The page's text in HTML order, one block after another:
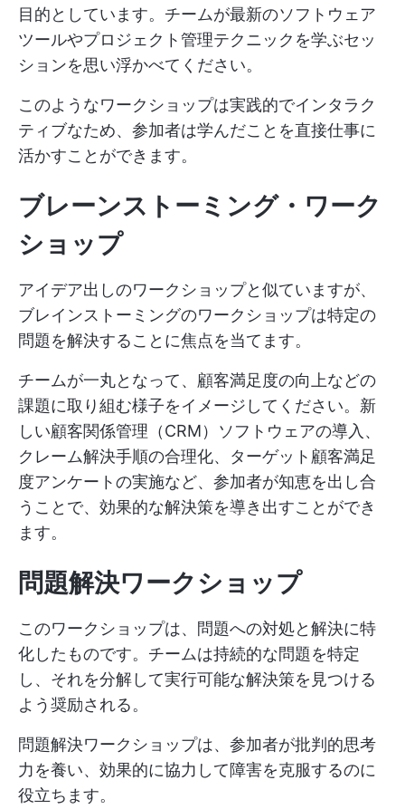
目的としています。チームが最新のソフトウェア
ツールやプロジェクト管理テクニックを学ぶセッ
ションを思い浮かべてください。
このようなワークショップは実践的でインタラク
ティブなため、参加者は学んだことを直接仕事に
活かすことができます。
ブレーンストーミング・ワーク
ショップ
アイデア出しのワークショップと似ていますが、
ブレインストーミングのワークショップは特定の
問題を解決することに焦点を当てます。
チームが一丸となって、顧客満足度の向上などの
課題に取り組む様子をイメージしてください。新
しい顧客関係管理（CRM）ソフトウェアの導入、
クレーム解決手順の合理化、ターゲット顧客満足
度アンケートの実施など、参加者が知恵を出し合
うことで、効果的な解決策を導き出すことができ
ます。
問題解決ワークショップ
このワークショップは、問題への対処と解決に特
化したものです。チームは持続的な問題を特定
し、それを分解して実行可能な解決策を見つける
よう奨励される。
問題解決ワークショップは、参加者が批判的思考
力を養い、効果的に協力して障害を克服するのに
役立ちます。